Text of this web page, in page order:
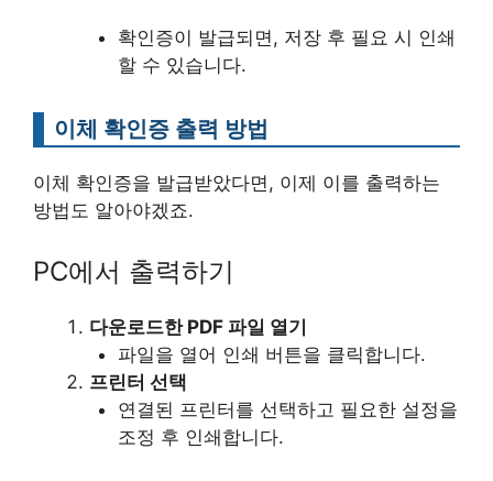
확인증이 발급되면, 저장 후 필요 시 인쇄
할 수 있습니다.
이체 확인증 출력 방법
이체 확인증을 발급받았다면, 이제 이를 출력하는
방법도 알아야겠죠.
PC에서 출력하기
다운로드한 PDF 파일 열기
파일을 열어 인쇄 버튼을 클릭합니다.
프린터 선택
연결된 프린터를 선택하고 필요한 설정을
조정 후 인쇄합니다.